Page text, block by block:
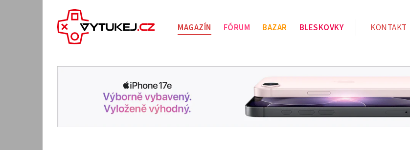
MAGAZÍN FÓRUM BAZAR BLESKOVKY KONTAKT